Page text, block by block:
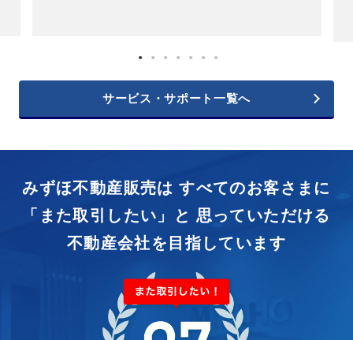
サービス・サポート一覧へ
みずほ不動産販売は すべてのお客さまに
「また取引したい」と 思っていただける
不動産会社を目指しています